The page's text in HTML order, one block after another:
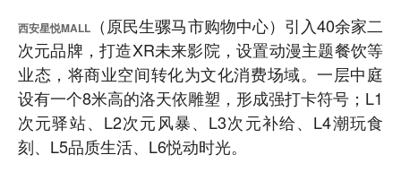
西安星悦MALL
（原民生骡马市购物中心）引入40余家二
次元品牌，打造XR未来影院，设置动漫主题餐饮等
业态，将商业空间转化为文化消费场域。一层中庭
设有一个8米高的洛天依雕塑，形成强打卡符号；L1
次元驿站、L2次元风暴、L3次元补给、L4潮玩食
刻、L5品质生活、L6悦动时光。